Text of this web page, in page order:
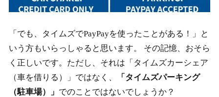
「でも、タイムズでPayPayを使ったことがある！」と
いう方もいらっしゃると思います。 その記憶、おそら
く正しいです。ただし、それは「タイムズカーシェア
（車を借りる）」ではなく、
「タイムズパーキング
（駐車場）」 でのことではないでしょうか？